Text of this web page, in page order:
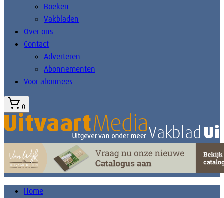
Boeken
Vakbladen
Over ons
Contact
Adverteren
Abonnementen
Voor abonnees
0
Home